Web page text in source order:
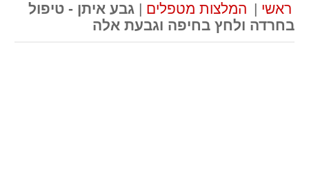
ראשי | המלצות מטפלים |גבע איתן - טיפול
בחרדה ולחץ בחיפה וגבעת אלה